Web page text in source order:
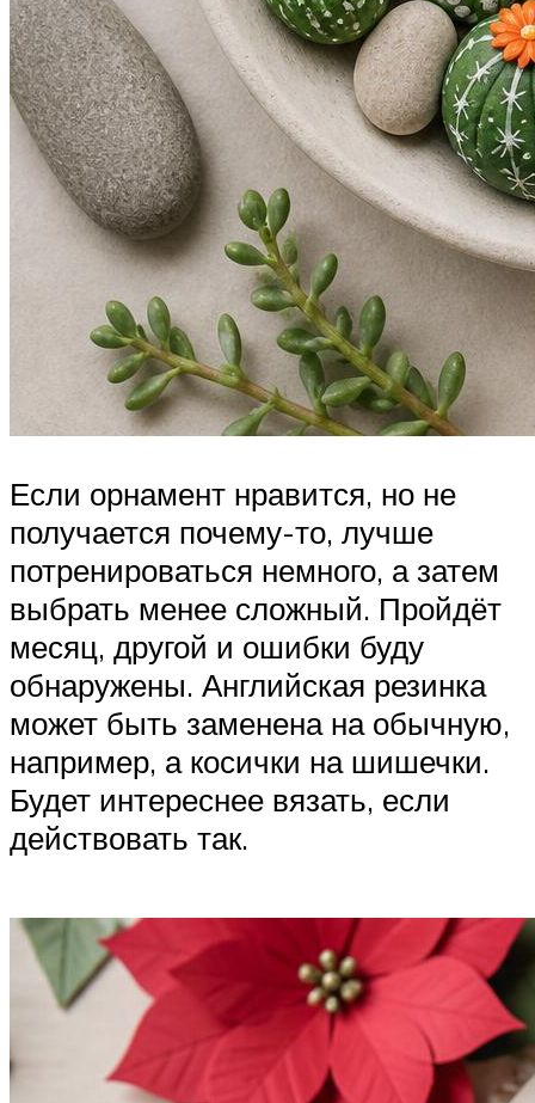
Если орнамент нравится, но не
получается почему-то, лучше
потренироваться немного, а затем
выбрать менее сложный. Пройдёт
месяц, другой и ошибки буду
обнаружены. Английская резинка
может быть заменена на обычную,
например, а косички на шишечки.
Будет интереснее вязать, если
действовать так.